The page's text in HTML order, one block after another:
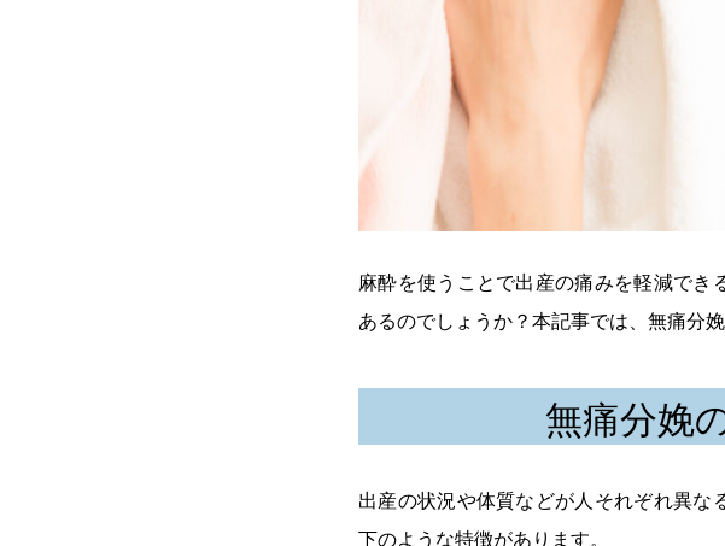
麻酔を使うことで出産の痛みを軽減で
あるのでしょうか？本記事では、無痛分
無痛分娩
出産の状況や体質などが人それぞれ異
下のような特徴があります。